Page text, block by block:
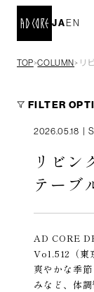
EN
JA
TOP＞COLUMN＞ リ
FILTER
2026.05.18
リビン
テーブ
AD CORE
Vol.512（東
爽やかな季
みなど、体